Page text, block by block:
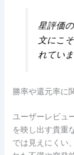
星評価
文にこ
れていま
勝率や還元率に
ユーザーレビュ
を映し出す貴重
では見えにくい